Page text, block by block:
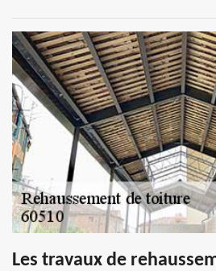
Les travaux de